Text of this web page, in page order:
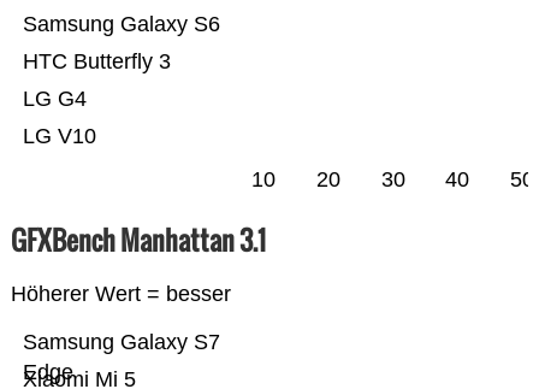
LG V10
LG G4
HTC Butterfly 3
Samsung Galaxy S6
10 20 30 40 50
GFXBench Manhattan 3.1
Höherer Wert = besser
Xiaomi Mi 5
Samsung Galaxy S7
Edge